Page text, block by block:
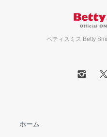
ベティスミス Betty
ホーム